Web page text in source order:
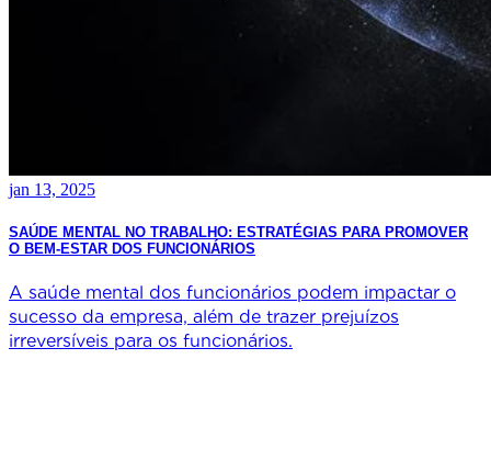
jan 13, 2025
SAÚDE MENTAL NO TRABALHO: ESTRATÉGIAS PARA PROMOVER
O BEM-ESTAR DOS FUNCIONÁRIOS
A saúde mental dos funcionários podem impactar o
sucesso da empresa, além de trazer prejuízos
irreversíveis para os funcionários.